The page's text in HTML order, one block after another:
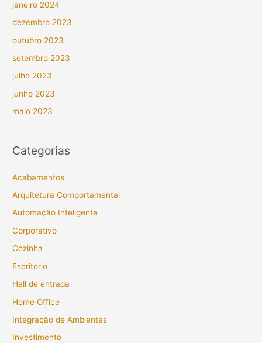
janeiro 2024
dezembro 2023
outubro 2023
setembro 2023
julho 2023
junho 2023
maio 2023
Categorias
Acabamentos
Arquitetura Comportamental
Automação Inteligente
Corporativo
Cozinha
Escritório
Hall de entrada
Home Office
Integração de Ambientes
Investimento